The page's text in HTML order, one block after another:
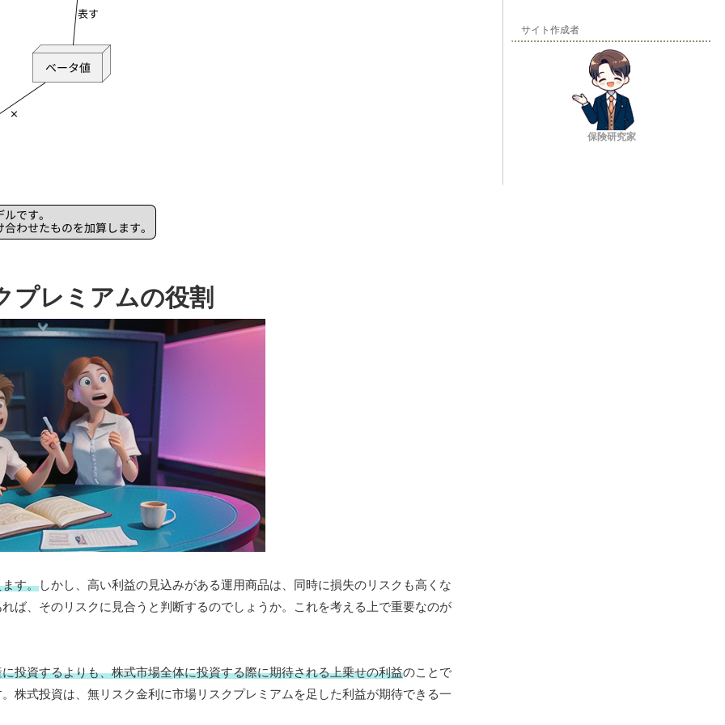
プレミアムの役割
す。しかし、高い利益の見込みがある運用商品は、同時に損失のリスクも高くな
ば、そのリスクに見合うと判断するのでしょうか。これを考える上で重要なのが
投資するよりも、株式市場全体に投資する際に期待される上乗せの利益のことで
株式投資は、無リスク金利に市場リスクプレミアムを足した利益が期待できる一
サイト作成者
保険研究家